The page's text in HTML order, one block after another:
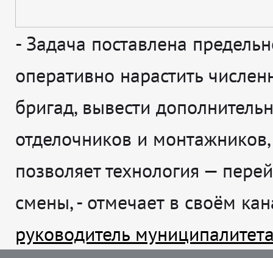
- Задача поставлена
оперативно нарастить
бригад, вывести
отделочников и
позволяет технология —
смены, - отмечает в своём
руководитель